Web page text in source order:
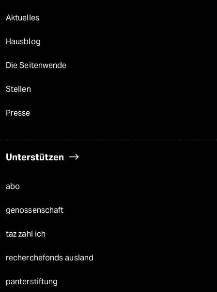
Aktuelles
Hausblog
Die Seitenwende
Stellen
Presse
Unterstützen
abo
genossenschaft
taz zahl ich
recherchefonds ausland
panterstiftung